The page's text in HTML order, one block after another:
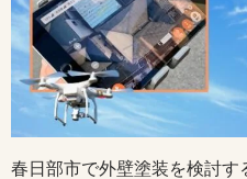
春日部市で外壁塗装を検討